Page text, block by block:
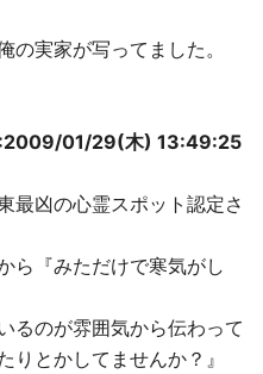
の実家が写ってました。
:2009/01/29(木) 13:49:25
最凶の心霊スポット認定さ
ら『みただけで寒気がし
るのが雰囲気から伝わって
りとかしてませんか？』